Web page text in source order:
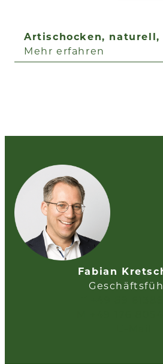
Artischocken,
Mehr erfahren
Fabian